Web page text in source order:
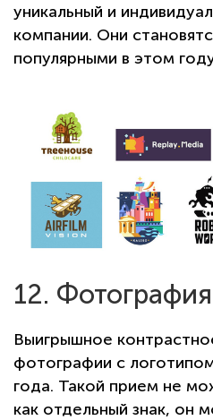
уникальный и
компании. Они
популярными в этом
12.
Выигрышное
фотографии с
года. Такой прием не
как отдельный знак, он